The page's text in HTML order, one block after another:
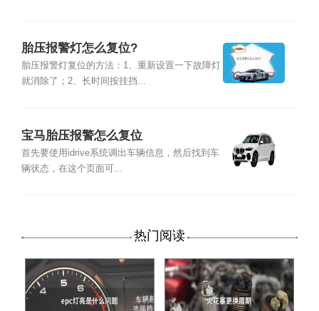
胎压报警灯怎么复位?
胎压报警灯复位的方法：1、重新设置一下故障灯
就消除了；2、长时间按挂挡...
宝马胎压报警怎么复位
首先要使用idrive系统调出车辆信息，然后找到车
辆状态，在这个页面可...
热门阅读